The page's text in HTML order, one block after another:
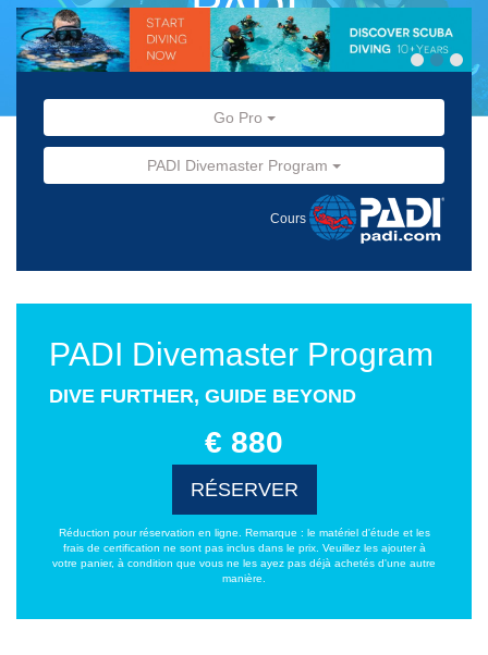
Go Pro
PADI Divemaster Program
Cours
PADI Divemaster Program
DIVE FURTHER, GUIDE BEYOND
€ 880
RÉSERVER
Réduction pour réservation en ligne. Remarque : le matériel d'étude et les
frais de certification ne sont pas inclus dans le prix. Veuillez les ajouter à
votre panier, à condition que vous ne les ayez pas déjà achetés d'une autre
manière.